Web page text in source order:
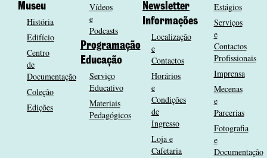
Museu
História
Edifício
Centro
de
Documentação
Coleção
Edições
Vídeos
e
Podcasts
Programação
Educação
Serviço
Educativo
Materiais
Pedagógicos
Newsletter
Informações
Localização
e
Contactos
Horários
e
Condições
de
Ingresso
Loja e
Cafetaria
Estágios
Serviços
e
Contactos
Profissionais
Imprensa
Mecenas
e
Parcerias
Fotografia
e
Documentação